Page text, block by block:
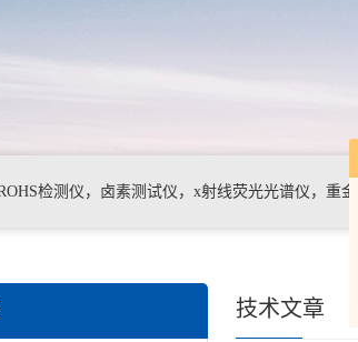
检测仪，卤素测试仪，x射线荧光光谱仪，重
，手持矿石分析仪，手持土壤分析仪，ROHS2.0分
光谱仪
技术文章